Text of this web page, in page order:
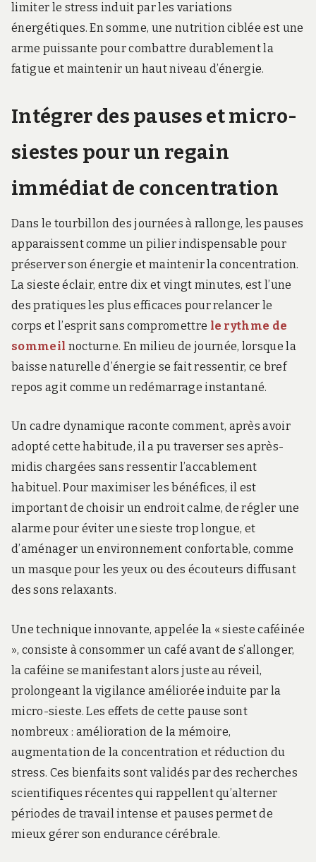
limiter le stress induit par les variations
énergétiques. En somme, une nutrition ciblée est une
arme puissante pour combattre durablement la
fatigue et maintenir un haut niveau d’énergie.
Intégrer des pauses et micro-
siestes pour un regain
immédiat de concentration
Dans le tourbillon des journées à rallonge, les pauses
apparaissent comme un pilier indispensable pour
préserver son énergie et maintenir la concentration.
La sieste éclair, entre dix et vingt minutes, est l’une
des pratiques les plus efficaces pour relancer le
corps et l’esprit sans compromettre le rythme de
sommeil nocturne. En milieu de journée, lorsque la
baisse naturelle d’énergie se fait ressentir, ce bref
repos agit comme un redémarrage instantané.
Un cadre dynamique raconte comment, après avoir
adopté cette habitude, il a pu traverser ses après-
midis chargées sans ressentir l’accablement
habituel. Pour maximiser les bénéfices, il est
important de choisir un endroit calme, de régler une
alarme pour éviter une sieste trop longue, et
d’aménager un environnement confortable, comme
un masque pour les yeux ou des écouteurs diffusant
des sons relaxants.
Une technique innovante, appelée la « sieste caféinée
», consiste à consommer un café avant de s’allonger,
la caféine se manifestant alors juste au réveil,
prolongeant la vigilance améliorée induite par la
micro-sieste. Les effets de cette pause sont
nombreux : amélioration de la mémoire,
augmentation de la concentration et réduction du
stress. Ces bienfaits sont validés par des recherches
scientifiques récentes qui rappellent qu’alterner
périodes de travail intense et pauses permet de
mieux gérer son endurance cérébrale.